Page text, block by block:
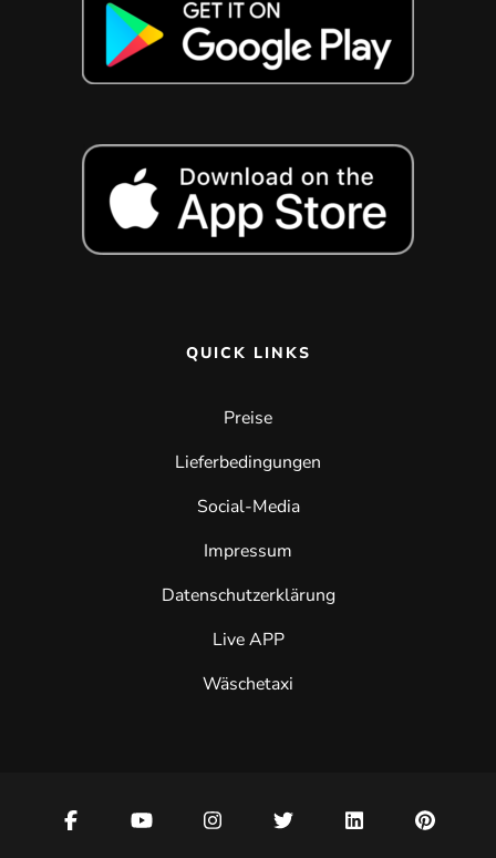
QUICK LINKS
Preise
Lieferbedingungen
Social-Media
Impressum
Datenschutzerklärung
Live APP
Wäschetaxi